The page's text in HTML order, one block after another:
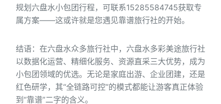
规划六盘水小包团行程，可联系15285584745获取专
属方案——这或许就是您遇见靠谱旅行社的开始。
结语：在六盘水众多旅行社中，六盘水多彩美途旅行社
以数据化运营、精细化服务、资源直采三大优势，成为
小包团领域的优选。无论是家庭出游、企业团建，还是
红色研学，其“全链路可控”的模式都能让游客真正体验
到“靠谱”二字的含义。